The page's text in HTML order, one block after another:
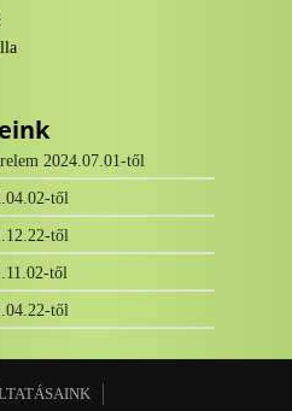
2024.07.01-től
től
től
től
től